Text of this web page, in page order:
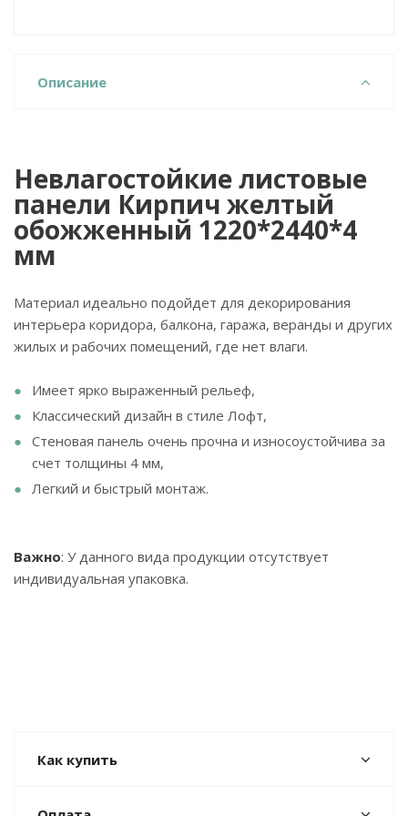
Описание
Невлагостойкие листовые
панели Кирпич желтый
обожженный 1220*2440*4
мм
Материал идеально подойдет для декорирования
интерьера коридора, балкона, гаража, веранды и других
жилых и рабочих помещений, где нет влаги.
Имеет ярко выраженный рельеф,
Классический дизайн в стиле Лофт,
Стеновая панель очень прочна и износоустойчива за
счет толщины 4 мм,
Легкий и быстрый монтаж.
Важно: У данного вида продукции отсутствует
индивидуальная упаковка.
Как купить